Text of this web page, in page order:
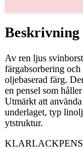
Beskrivning
Av ren ljus
färgabsorbering
oljebaserad färg.
en pensel som
Utmärkt att
underlaget, typ
ytstruktur.